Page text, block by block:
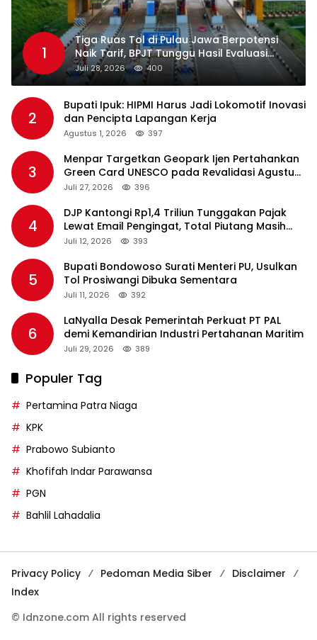
1
Tiga Ruas Tol di Pulau Jawa Berpotensi
Naik Tarif, BPJT Tunggu Hasil Evaluasi
Standar Pelayanan
Juli 28, 2026 400
2
Bupati Ipuk: HIPMI Harus Jadi Lokomotif Inovasi
dan Pencipta Lapangan Kerja
Agustus 1, 2026 397
3
Menpar Targetkan Geopark Ijen Pertahankan
Green Card UNESCO pada Revalidasi Agustus
2026
Juli 27, 2026 396
4
DJP Kantongi Rp1,4 Triliun Tunggakan Pajak
Lewat Email Pengingat, Total Piutang Masih
Rp36 Triliun
Juli 12, 2026 393
5
Bupati Bondowoso Surati Menteri PU, Usulkan
Tol Prosiwangi Dibuka Sementara
Juli 11, 2026 392
6
LaNyalla Desak Pemerintah Perkuat PT PAL
demi Kemandirian Industri Pertahanan Maritim
Juli 29, 2026 389
Populer Tag
Pertamina Patra Niaga
KPK
Prabowo Subianto
Khofifah Indar Parawansa
PGN
Bahlil Lahadalia
Privacy Policy Pedoman Media Siber
Disclaimer
Index
© Idnzone.com All rights reserved